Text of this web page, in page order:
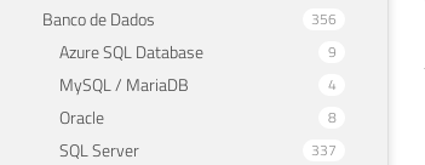
Banco de Dados 356
Azure SQL Database 9
MySQL / MariaDB 4
Oracle 8
SQL Server 337